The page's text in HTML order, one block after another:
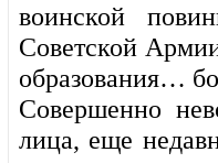
воинской
Советской
образования…
Совершенно
лица, еще